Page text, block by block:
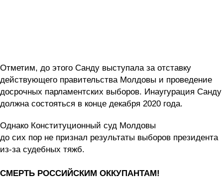
Отметим, до этого Санду выступала за отставку
действующего правительства Молдовы и проведение
досрочных парламентских выборов. Инаугурация Санду
должна состояться в конце декабря 2020 года.
Однако Конституционный суд Молдовы
до сих пор не признал результаты выборов президента
из-за судебных тяжб.
СМЕРТЬ РОССИЙСКИМ ОККУПАНТАМ!